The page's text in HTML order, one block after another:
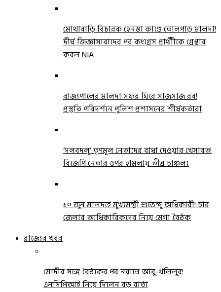
মোথাবাড়ি বিচারক হেনস্তা কাণ্ডে তোলপাড় মালদা!
দীর্ঘ জিজ্ঞাসাবাদের পর কংগ্রেস প্রার্থীীকে গ্রেপ্তার
করল NIA
রাজ্যপালের মালদা সফর ঘিরে সাজসাজ রব!
প্রস্তুতি পরিদর্শনে পুলিশ প্রশাসনের শীর্ষকর্তারা
‘দলবদলু’ তৃণমূল নেতাদের বাধা দেওয়ার খেসারত!
বিজেপি নেতার ওপর হামলায় তীব্র চাঞ্চল্য
১০ জুন মালদহে মুখ্যমন্ত্রী শুভেন্দু অধিকারী! চার
জেলার আধিকারিকদের নিয়ে মেগা বৈঠক
রাজ্যের খবর
মোদীর সঙ্গে বৈঠকের পর নবান্নে আবু-খলিলুর!
এনসিপিআই নিয়ে দিলেন বড় বার্তা